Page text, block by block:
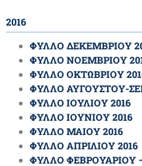
2016
ΦΥΛΛΟ ΔΕΚΕΜΒΡΙΟΥ
ΦΥΛΛΟ ΝΟΕΜΒΡΙΟΥ
ΦΥΛΛΟ ΟΚΤΩΒΡΙΟΥ
ΦΥΛΛΟ ΑΥΓΟΥΣΤΟΥ-
ΦΥΛΛΟ ΙΟΥΛΙΟΥ 2016
ΦΥΛΛΟ ΙΟΥΝΙΟΥ 2016
ΦΥΛΛΟ ΜΑΙΟΥ 2016
ΦΥΛΛΟ ΑΠΡΙΛΙΟΥ 2016
ΦΥΛΛΟ ΦΕΒΡΟΥΑΡΙΟΥ